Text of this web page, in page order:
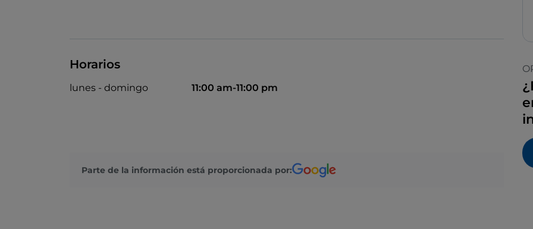
Horarios
lunes - domingo 11:00 am-11:00 pm
Parte de la información está proporcionada por: